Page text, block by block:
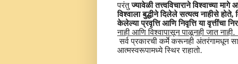
परंतुज्यावेळी तत्त्वविचाराने विश्वाच्या
विश्वाला बुद्धीने दिलेले सत्यत्व नाहीसे
केलेल्या प्रवृत्ति आणि निवृत्ति या वृत्तींचा
नाही आणि विश्वापासून पाळूनही जात
सर्व प्रकारची कर्मे करूनही अंतरंगामधून
आत्मस्वरूपामध्ये स्थिर राहातो.